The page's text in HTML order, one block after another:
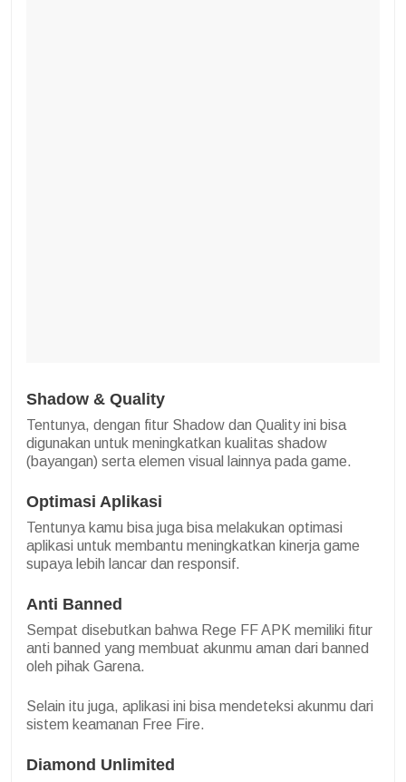
Shadow & Quality
Tentunya, dengan fitur Shadow dan Quality ini bisa
digunakan untuk meningkatkan kualitas shadow
(bayangan) serta elemen visual lainnya pada game.
Optimasi Aplikasi
Tentunya kamu bisa juga bisa melakukan optimasi
aplikasi untuk membantu meningkatkan kinerja game
supaya lebih lancar dan responsif.
Anti Banned
Sempat disebutkan bahwa Rege FF APK memiliki fitur
anti banned yang membuat akunmu aman dari banned
oleh pihak Garena.
Selain itu juga, aplikasi ini bisa mendeteksi akunmu dari
sistem keamanan Free Fire.
Diamond Unlimited